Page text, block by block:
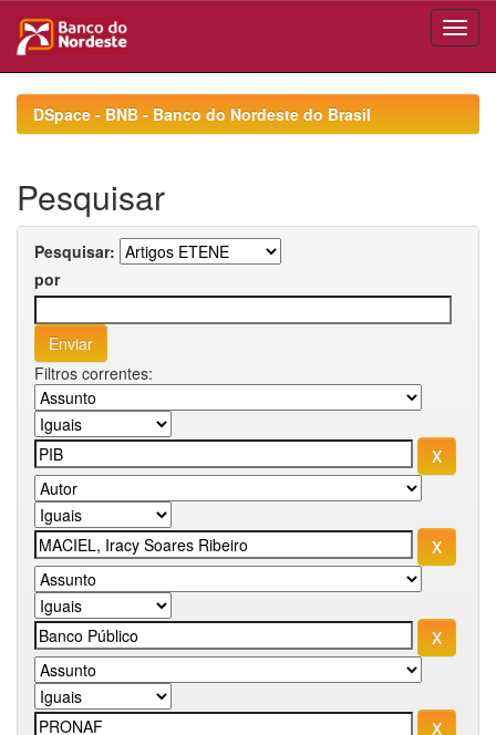
navigationDSpace - BNB - Banco do Nordeste do Brasil
Pesquisar
Pesquisar:
por
Filtros correntes: